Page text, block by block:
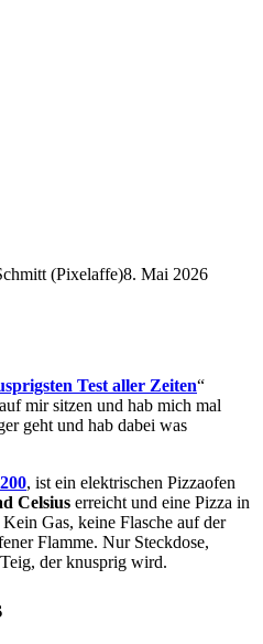
(Pixelaffe)8. Mai 2026
Test aller Zeiten“
mir sitzen und hab mich mal
geht und hab dabei was
, ist ein elektrischen Pizzaofen
Celsius erreicht und eine Pizza in
Gas, keine Flasche auf der
Flamme. Nur Steckdose,
der knusprig wird.